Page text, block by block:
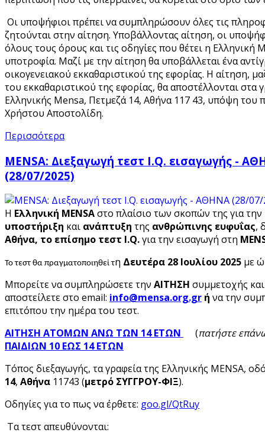
Οι υποψήφιοι πρέπει να συμπληρώσουν όλες τις
ζητούνται στην αίτηση. Υποβάλλοντας αίτηση, οι
όλους τους όρους και τις οδηγίες που θέτει η Ελληνική
υποτροφία. Μαζί με την αίτηση θα υποβάλλεται ένα
οικογενειακού εκκαθαριστικού της εφορίας. Η αίτηση,
του εκκαθαριστικού της εφορίας, θα αποστέλλονται στα
Ελληνικής Mensa, Πετμεζά 14, Αθήνα 117 43, υπόψη του
Χρήστου Αποστολίδη.
Περισσότερα
MENSA: Διεξαγωγή τεστ I.Q. εισαγωγής -
(28/07/2025)
Η Ελληνική MENSAστο πλαίσιο των σκοπών της για την
υποστήριξη και ανάπτυξη της ανθρώπινης ευφυΐας,
Αθήνα, το επίσημο τεστ I.Q.για την εισαγωγή στη
Το τεστ θα πραγματοποιηθεί τη Δευτέρα 28 Ιουλίου 2025 με
Μπορείτε να συμπληρώσετε την ΑΙΤΗΣΗ συμμετοχής
αποστείλετε στο email: info@mensa.org.gr ή να την
επιτόπου την ημέρα του τεστ.
ΑΙΤΗΣΗ ΑΤΟΜΩΝ ΑΝΩ ΤΩΝ 14 ΕΤΩΝ
(πατήστε
ΠΑΙΔΙΩΝ 10 ΕΩΣ 14 ΕΤΩΝ
Τόπος διεξαγωγής, τα γραφεία της Ελληνικής MENSA,
14, Αθήνα 11743 (μετρό ΣΥΓΓΡΟΥ-ΦΙΞ).
Οδηγίες για το πως να έρθετε: goo.gl/QtRuy
Τα τεστ απευθύνονται: